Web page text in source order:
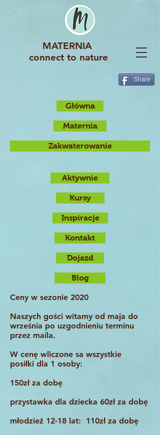
MATERNIA
connect to nature
Share
Główna
Maternia
Zakwaterowanie
Aktywnie
Kursy
Inspiracje
Kontakt
Dojazd
Blog
Ceny w sezonie 2020
Naszych gości witamy od maja do
września po uzgodnieniu terminu
przez maila.
W cenę wliczone sa wszystkie
posiłki dla 1 osoby:
150zł za dobę
przystawka dla dziecka 60zł za dobę
młodzież 12-18 lat: 110zł za dobę